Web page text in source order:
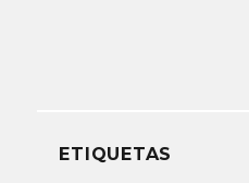
ETIQUETAS